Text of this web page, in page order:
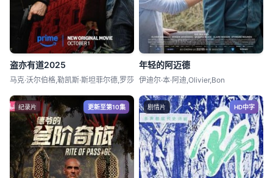
盗亦有道2025
马克·沃尔伯格,勒凯斯·斯坦菲尔德,罗莎
年轻的阿迈德
伊迪尔·本·阿迪,Olivier,Bon
纪录片 更新至第10集 剧情片 HD中字